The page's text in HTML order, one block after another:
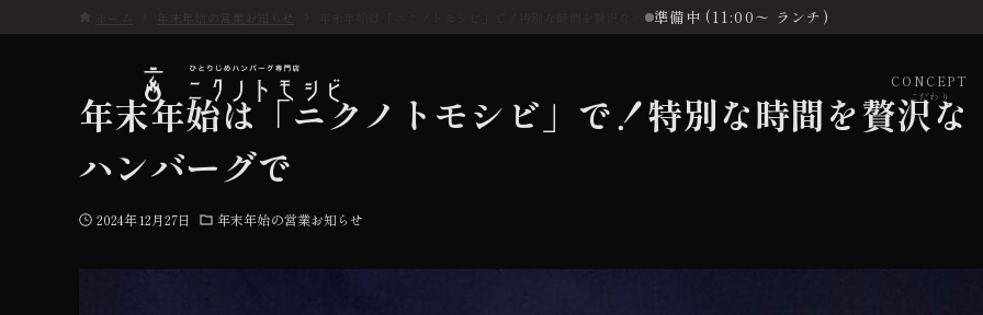
準備中 (11:00〜 ランチ)
CONCEPT
こだわり
お品書き
年末年始は「ニクノトモシビ」で！特別な時間を贅沢なハンバーグで
年末年始は「ニクノトモシビ」で！特別な時間を贅沢な
ハンバーグで
2024年12月27日 年末年始の営業お知らせ